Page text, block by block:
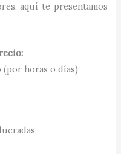
aquí te presentamos
horas o días)